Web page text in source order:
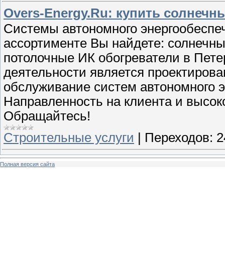
Overs-Energy.Ru: купить
Системы автономного
ассортименте Вы найдете:
потолочные ИК обогреватели в
деятельности является
обслуживание систем автономного
Направленность на клиента и
Обращайтесь!
Строительные услуги
Переходов:
Полная версия сайта